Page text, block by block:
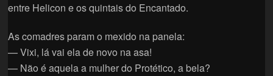
entre Helicon e os quintais do Encantado.
As comadres param o mexido na panela:
— Vixi, lá vai ela de novo na asa!
— Não é aquela a mulher do Protético, a bela?